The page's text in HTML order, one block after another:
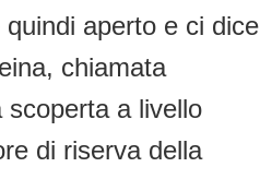
aperto e ci dice
chiamata
scoperta a livello
di riserva della